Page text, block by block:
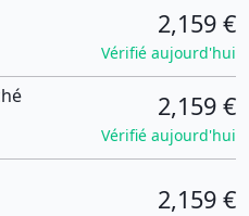
2,159 €
Vérifié aujourd'hui
2,159 €
Vérifié aujourd'hui
2,159 €